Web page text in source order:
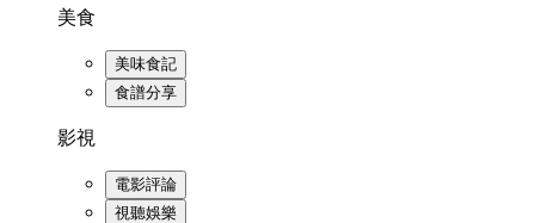
美食
美味食記
食譜分享
影視
電影評論
視聽娛樂